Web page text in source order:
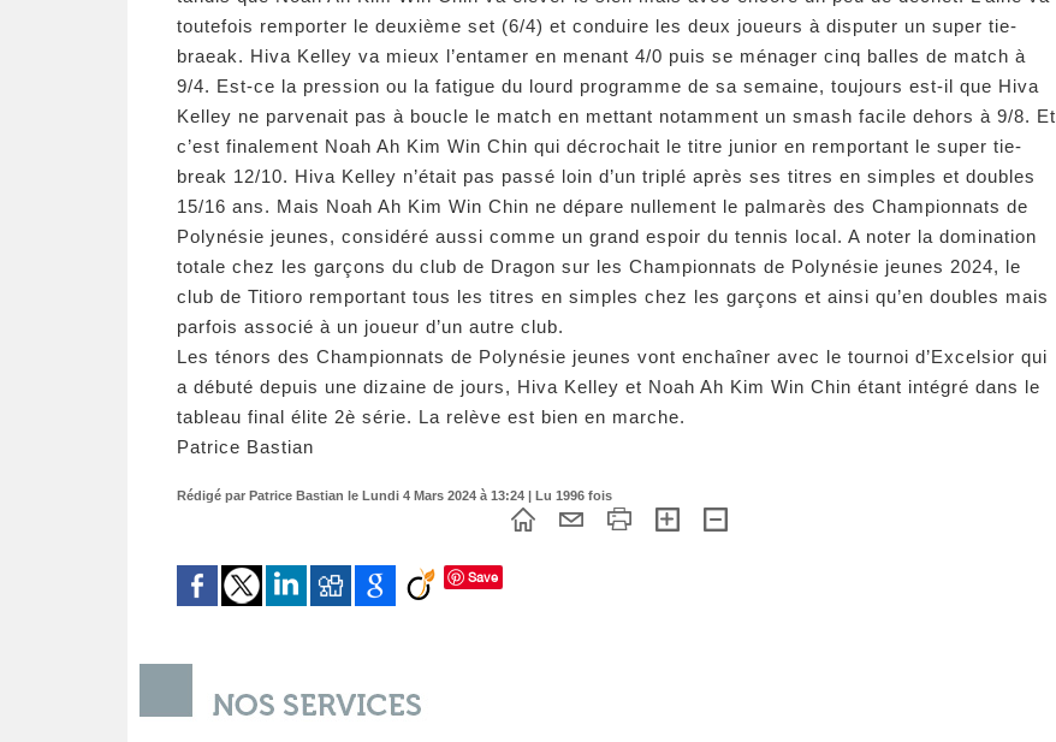
toutefois remporter le deuxième set (6/4) et conduire les deux joueurs à disputer un super tie-
braeak. Hiva Kelley va mieux l’entamer en menant 4/0 puis se ménager cinq balles de match à
9/4. Est-ce la pression ou la fatigue du lourd programme de sa semaine, toujours est-il que Hiva
Kelley ne parvenait pas à boucle le match en mettant notamment un smash facile dehors à 9/8. Et
c’est finalement Noah Ah Kim Win Chin qui décrochait le titre junior en remportant le super tie-
break 12/10. Hiva Kelley n’était pas passé loin d’un triplé après ses titres en simples et doubles
15/16 ans. Mais Noah Ah Kim Win Chin ne dépare nullement le palmarès des Championnats de
Polynésie jeunes, considéré aussi comme un grand espoir du tennis local. A noter la domination
totale chez les garçons du club de Dragon sur les Championnats de Polynésie jeunes 2024, le
club de Titioro remportant tous les titres en simples chez les garçons et ainsi qu’en doubles mais
parfois associé à un joueur d’un autre club.
Les ténors des Championnats de Polynésie jeunes vont enchaîner avec le tournoi d’Excelsior qui
a débuté depuis une dizaine de jours, Hiva Kelley et Noah Ah Kim Win Chin étant intégré dans le
tableau final élite 2è série. La relève est bien en marche.
Patrice Bastian
Rédigé par Patrice Bastian le Lundi 4 Mars 2024 à 13:24 | Lu 1996 fois
Save